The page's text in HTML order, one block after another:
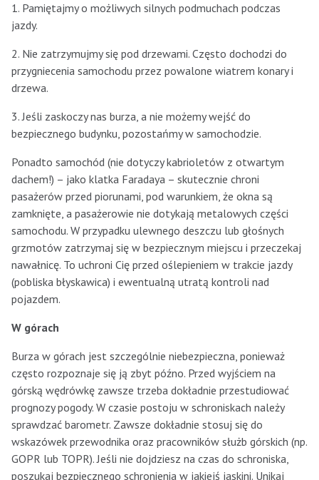
1. Pamiętajmy o możliwych silnych podmuchach podczas
jazdy.
2. Nie zatrzymujmy się pod drzewami. Często dochodzi do
przygniecenia samochodu przez powalone wiatrem konary i
drzewa.
3. Jeśli zaskoczy nas burza, a nie możemy wejść do
bezpiecznego budynku, pozostańmy w samochodzie.
Ponadto samochód (nie dotyczy kabrioletów z otwartym
dachem!) – jako klatka Faradaya – skutecznie chroni
pasażerów przed piorunami, pod warunkiem, że okna są
zamknięte, a pasażerowie nie dotykają metalowych części
samochodu. W przypadku ulewnego deszczu lub głośnych
grzmotów zatrzymaj się w bezpiecznym miejscu i przeczekaj
nawałnicę. To uchroni Cię przed oślepieniem w trakcie jazdy
(pobliska błyskawica) i ewentualną utratą kontroli nad
pojazdem.
W górach
Burza w górach jest szczególnie niebezpieczna, ponieważ
często rozpoznaje się ją zbyt późno. Przed wyjściem na
górską wędrówkę zawsze trzeba dokładnie przestudiować
prognozy pogody. W czasie postoju w schroniskach należy
sprawdzać barometr. Zawsze dokładnie stosuj się do
wskazówek przewodnika oraz pracowników służb górskich (np.
GOPR lub TOPR). Jeśli nie dojdziesz na czas do schroniska,
poszukaj bezpiecznego schronienia w jakiejś jaskini. Unikaj